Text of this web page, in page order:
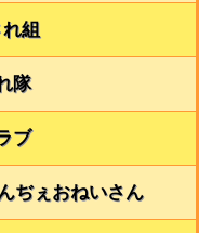
組
隊
ブ
ぢぇおねいさん